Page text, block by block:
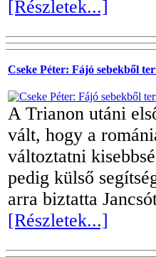
[Részletek...]
Cseke Péter: Fájó sebekből
A Trianon utáni
vált, hogy a
változtatni
pedig külső
arra biztatta
[Részletek...]